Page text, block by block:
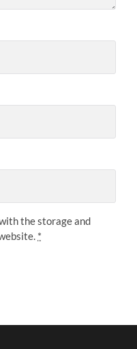
the storage and
*